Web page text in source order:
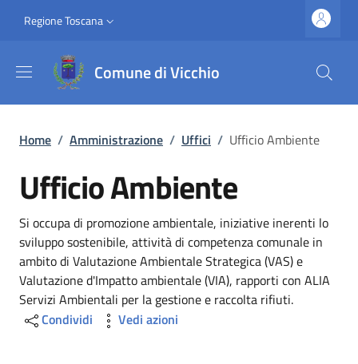
Slim top
Regione Toscana
Comune di Vicchio
Briciole di pane
Home / Amministrazione / Uffici / Ufficio Ambiente
Ufficio Ambiente
Dettagli
Si occupa di promozione ambientale, iniziative inerenti lo
sviluppo sostenibile, attività di competenza comunale in
ambito di Valutazione Ambientale Strategica (VAS) e
Valutazione d'Impatto ambientale (VIA), rapporti con ALIA
Servizi Ambientali per la gestione e raccolta rifiuti.
Condividi
Vedi azioni